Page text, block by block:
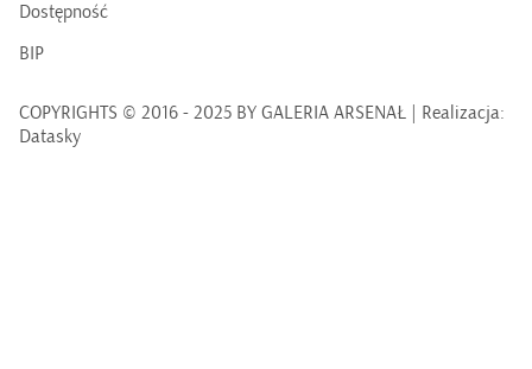
Dostępność
BIP
COPYRIGHTS © 2016 - 2025 BY GALERIA ARSENAŁ | Realizacja:
Datasky